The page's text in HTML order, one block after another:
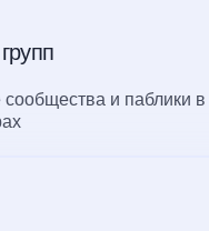
и паблики в